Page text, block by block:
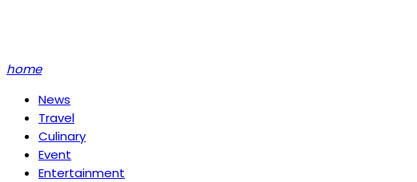
home
News
Travel
Culinary
Event
Entertainment